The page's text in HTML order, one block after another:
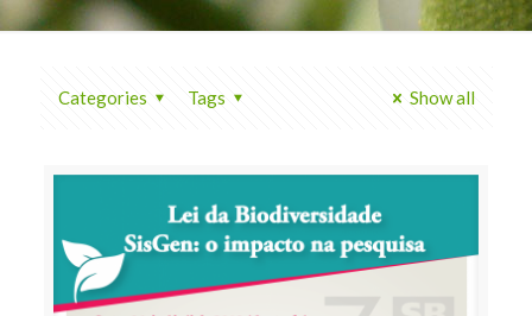
Categories Tags Show all